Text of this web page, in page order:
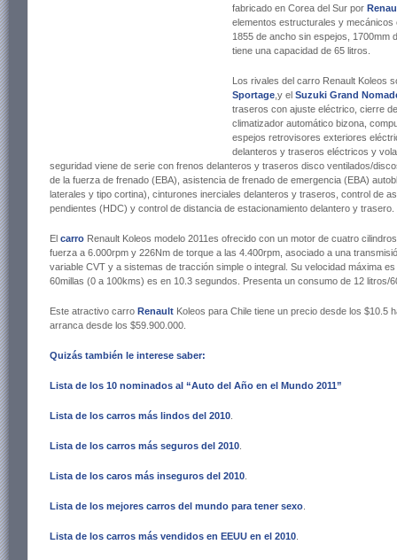
fabricado en Corea del Sur por
elementos estructurales y
1855 de ancho sin espejos, 1700mm
tiene una capacidad de 65 litros.
Los rivales del carro Renault Koleos
Sportage ,y el Suzuki Grand
traseros con ajuste eléctrico, cierre
climatizador automático bizona,
espejos retrovisores exteriores
delanteros y traseros eléctricos y
seguridad viene de serie con frenos delanteros y traseros disco ventilados/
de la fuerza de frenado (EBA), asistencia de frenado de emergencia (EBA)
laterales y tipo cortina), cinturones inerciales delanteros y traseros, control de
pendientes (HDC) y control de distancia de estacionamiento delantero y trasero.
El carro Renault Koleos modelo 2011es ofrecido con un motor de cuatro
fuerza a 6.000rpm y 226Nm de torque a las 4.400rpm, asociado a una
variable CVT y a sistemas de tracción simple o integral. Su velocidad máxima
60millas (0 a 100kms) es en 10.3 segundos. Presenta un consumo de 12 litros/
Este atractivo carro Renault Koleos para Chile tiene un precio desde los $10.5
arranca desde los $59.900.000.
Quizás también le interese saber:
Lista de los 10 nominados al “Auto del Año en el Mundo 2011”
Lista de los carros más lindos del 2010
Lista de los carros más seguros del 2010
Lista de los caros más inseguros del 2010
Lista de los mejores carros del mundo para tener sexo
Lista de los carros más vendidos en EEUU en el 2010